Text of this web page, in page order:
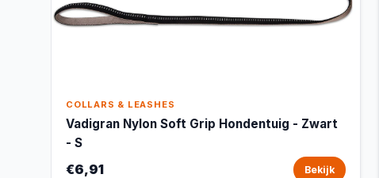
COLLARS & LEASHES
Vadigran Nylon Soft Grip Hondentuig - Zwart
- S
€6,91 Bekijk